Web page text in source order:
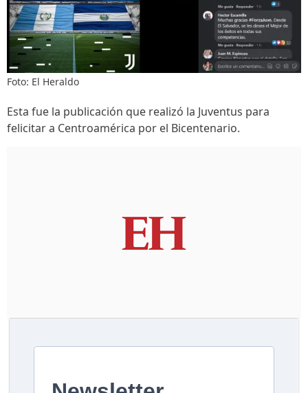
Foto: El Heraldo
Esta fue la publicación que realizó la Juventus para
felicitar a Centroamérica por el Bicentenario.